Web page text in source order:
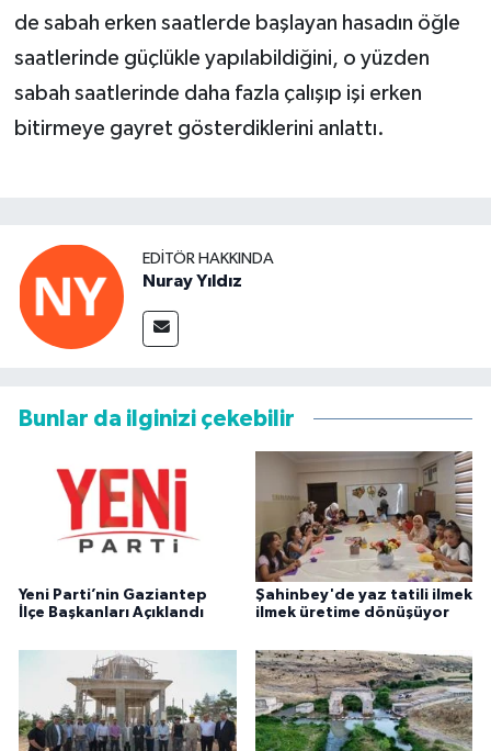
de sabah erken saatlerde başlayan hasadın öğle
saatlerinde güçlükle yapılabildiğini, o yüzden
sabah saatlerinde daha fazla çalışıp işi erken
bitirmeye gayret gösterdiklerini anlattı.
EDITÖR HAKKINDA
Nuray Yıldız
Bunlar da ilginizi çekebilir
Yeni Parti’nin Gaziantep
İlçe Başkanları Açıklandı
Şahinbey'de yaz tatili ilmek
ilmek üretime dönüşüyor